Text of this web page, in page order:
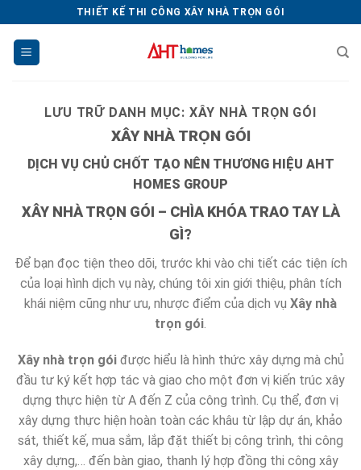
dung
THIẾT KẾ THI CÔNG XÂY NHÀ TRỌN GÓI
LƯU TRỮ DANH MỤC: XÂY NHÀ TRỌN GÓI
XÂY NHÀ TRỌN GÓI
DỊCH VỤ CHỦ CHỐT TẠO NÊN THƯƠNG HIỆU AHT
HOMES GROUP
XÂY NHÀ TRỌN GÓI – CHÌA KHÓA TRAO TAY LÀ
GÌ?
Để bạn đọc tiện theo dõi, trước khi vào chi tiết các tiện ích
của loại hình dịch vụ này, chúng tôi xin giới thiệu, phân tích
khái niệm cũng như ưu, nhược điểm của dịch vụ Xây nhà
trọn gói
Xây nhà trọn góiđược hiểu là hình thức xây dựng mà chủ
đầu tư ký kết hợp tác và giao cho một đơn vị kiến trúc xây
dựng thực hiện từ A đến Z của công trình. Cụ thể, đơn vị
xây dựng thực hiện hoàn toàn các khâu từ lập dự án, khảo
sát, thiết kế, mua sắm, lắp đặt thiết bị công trình, thi công
xây dựng,… đến bàn giao, thanh lý hợp đồng thi công xây